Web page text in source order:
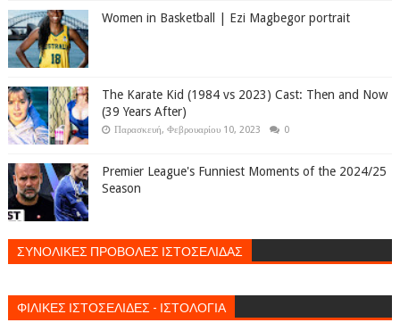
Women in Basketball | Ezi Magbegor portrait
The Karate Kid (1984 vs 2023) Cast: Then and Now
(39 Years After)
Παρασκευή, Φεβρουαρίου 10, 2023 0
Premier League's Funniest Moments of the 2024/25
Season
ΣΥΝΟΛΙΚΕΣ ΠΡΟΒΟΛΕΣ ΙΣΤΟΣΕΛΙΔΑΣ
ΦΙΛΙΚΕΣ ΙΣΤΟΣΕΛΙΔΕΣ - ΙΣΤΟΛΟΓΙΑ